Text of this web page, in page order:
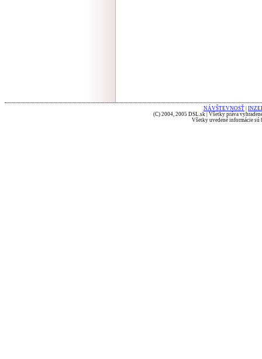
NÁVŠTEVNOSŤ
(C) 2004, 2005 DSL.sk | Všetky práva
Všetky uvedené informácie sú